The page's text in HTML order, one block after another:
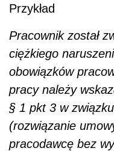
Przykład
Pracownik został
ciężkiego
obowiązków
pracy należy
§ 1 pkt 3 w
(rozwiązanie
pracodawcę bez